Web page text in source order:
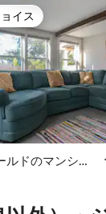
つ星の平均評価
トチョイスです。
イス
ルドのマンショ